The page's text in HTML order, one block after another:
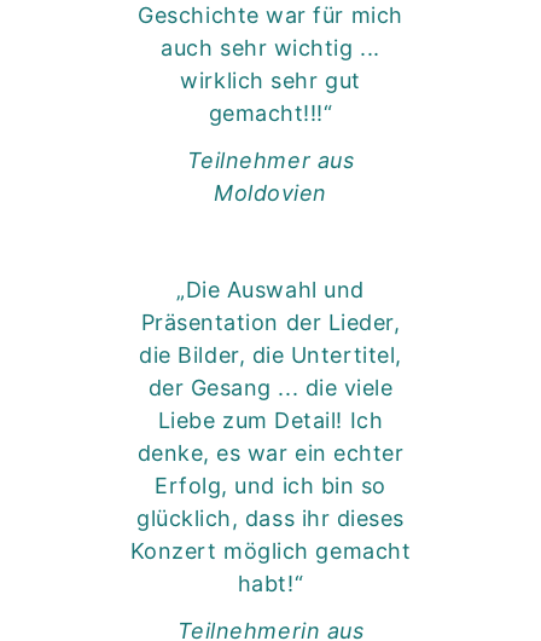
Geschichte war für mich
auch sehr wichtig ...
wirklich sehr gut
gemacht!!!“
Teilnehmer aus
Moldovien
„Die Auswahl und
Präsentation der Lieder,
die Bilder, die Untertitel,
der Gesang ... die viele
Liebe zum Detail! Ich
denke, es war ein echter
Erfolg, und ich bin so
glücklich, dass ihr dieses
Konzert möglich gemacht
habt!“
Teilnehmerin aus